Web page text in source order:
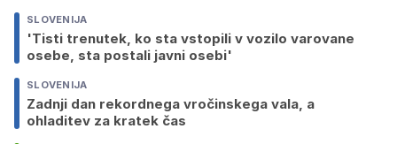
SLOVENIJA
'Tisti trenutek, ko sta vstopili v vozilo varovane
osebe, sta postali javni osebi'
SLOVENIJA
Zadnji dan rekordnega vročinskega vala, a
ohladitev za kratek čas